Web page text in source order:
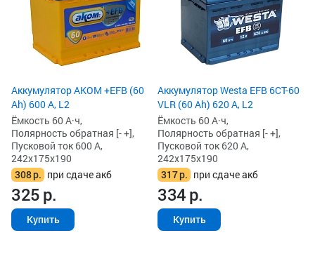
Аккумулятор AKOM +EFB (60
Ah) 600 А, L2
Ёмкость 60 А·ч,
Полярность обратная [- +],
Пусковой ток 600 А,
242x175x190
308р. при сдаче акб
325р.
Купить
Аккумулятор Westa EFB 6СТ-60
VLR (60 Ah) 620 А, L2
Ёмкость 60 А·ч,
Полярность обратная [- +],
Пусковой ток 620 А,
242x175x190
317р. при сдаче акб
334р.
Купить